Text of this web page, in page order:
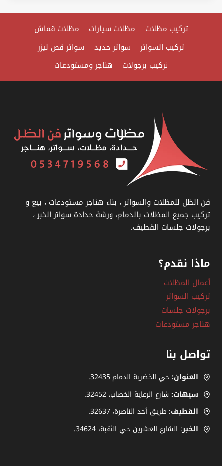
تركيب مظلات مظلات سيارات
مظلات قماش
تركيب السواتر
سواتر حديد
سواتر قص ليزر
تركيب برجولات
هناجر ومستودعات
فن الظل للمظلات والسواتر ، بناء هناجر مستودعات ، بيع و
تركيب جميع المظلات بالدمام، ورشة حدادة سواتر الخبر ،
برجولات جلسات القطيف.
ماذا نقدم؟
أعمال المظلات
تركيب السواتر
برجولات جلسات
هناجر مستودعات
تواصل بنا
العنوان:حي الخضرية الدمام 32435.
سيهات: شارع الرعاية الخصاب، ‎.32452
القطيف: طريق أحد الناصرة، ‎32637.
الخبر: الشارع العشرين حي الثقبة، 34624.